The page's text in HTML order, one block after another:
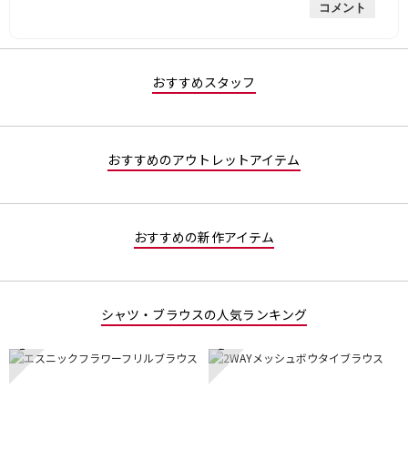
す。
／
5
す。
星
3
5
す。
コメント
おすすめスタッフ
おすすめのアウトレットアイテム
おすすめの新作アイテム
シャツ・ブラウスの人気ランキング
1 2